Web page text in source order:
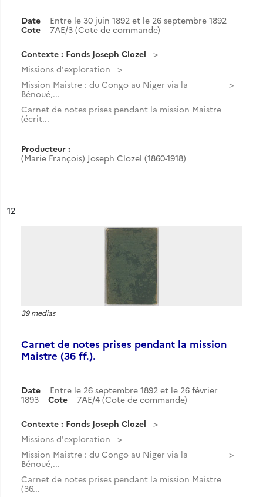
Date
Entre le 30 juin 1892 et le 26 septembre 1892
Cote
7AE/3 (Cote de commande)
Contexte : Fonds Joseph Clozel
Missions d'exploration
Mission Maistre : du Congo au Niger via la
Bénoué,...
Carnet de notes prises pendant la mission Maistre
(écrit...
Producteur :
(Marie François) Joseph Clozel (1860-1918)
n°
12
39 medias
Carnet de notes prises pendant la mission
Maistre (36 ff.).
Date
Entre le 26 septembre 1892 et le 26 février
1893
Cote 7AE/4 (Cote de commande)
Contexte : Fonds Joseph Clozel
Missions d'exploration
Mission Maistre : du Congo au Niger via la
Bénoué,...
Carnet de notes prises pendant la mission Maistre
(36...